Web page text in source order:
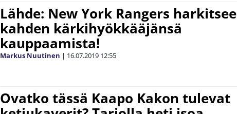
Lähde: New York Rangers harkitsee
kahden kärkihyökkääjänsä
kauppaamista!
Markus Nuutinen | 16.07.2019 12:55
Ovatko tässä Kaapo Kakon tulevat